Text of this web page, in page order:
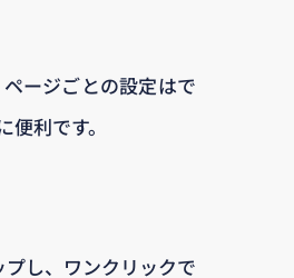
ージごとの設定はで
利です。
し、ワンクリックで